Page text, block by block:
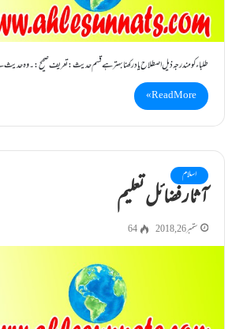
طلباء کو مندرجہ ذیل اصطلاح یاد رکھنا بہترہے قسم حدیث : تعریف صحیح :۔وہ
Read More »
اسلام
آثار فضائل تعلیم
ستمبر 26, 2018 64